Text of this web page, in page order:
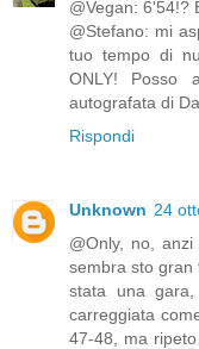
@Vegan: 6'54!?
@Stefano: mi
tuo tempo di
ONLY! Posso
autografata di
Rispondi
Unknown 24
@Only, no,
sembra sto gran
stata una
carreggiata
47-48, ma